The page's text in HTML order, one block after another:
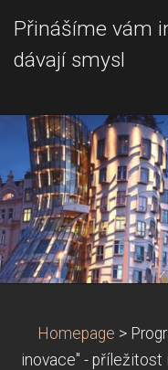
Přinášíme vám
dávají smysl
Homepage >
inovace" - příležitost